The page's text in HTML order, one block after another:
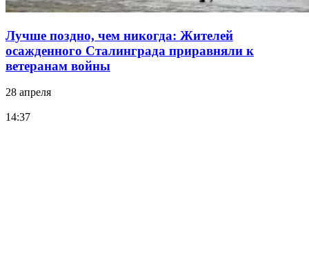
Лучше поздно, чем никогда: Жителей
осажденного Сталинграда приравняли к
ветеранам войны
28 апреля
14:37